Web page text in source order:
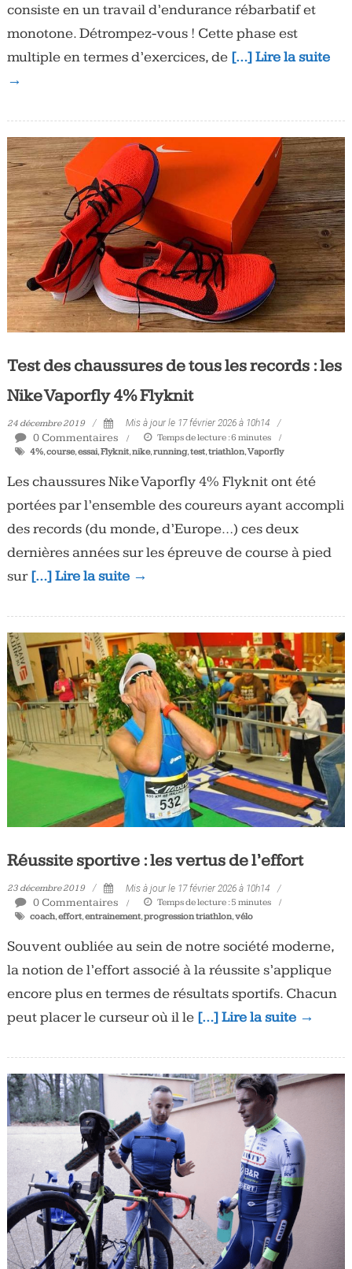
consiste en un travail d’endurance rébarbatif et
monotone. Détrompez-vous ! Cette phase est
multiple en termes d’exercices, de […] Lire la suite
→
Test des chaussures de tous les records : les
Nike Vaporfly 4% Flyknit
24 décembre 2019 Mis à jour le 17 février 2026 à 10h14
0 Commentaires Temps de lecture :6 minutes
4%,course,essai,Flyknit,nike,running,test,triathlon,Vaporfly
Les chaussures Nike Vaporfly 4% Flyknit ont été
portées par l’ensemble des coureurs ayant accompli
des records (du monde, d’Europe…) ces deux
dernières années sur les épreuve de course à pied
sur[…] Lire la suite →
Réussite sportive : les vertus de l’effort
23 décembre 2019 Mis à jour le 17 février 2026 à 10h14
0 Commentaires Temps de lecture : 5 minutes
coach,effort,entrainement,progression triathlon,vélo
Souvent oubliée au sein de notre société moderne,
la notion de l’effort associé à la réussite s’applique
encore plus en termes de résultats sportifs. Chacun
peut placer le curseur où il le […] Lire la suite →